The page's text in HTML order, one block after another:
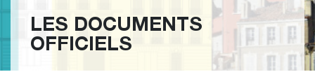
LES DOCUMENTS
OFFICIELS